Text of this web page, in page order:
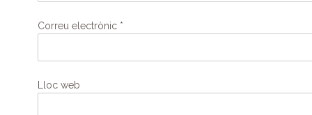
Correu electrònic *
Lloc web